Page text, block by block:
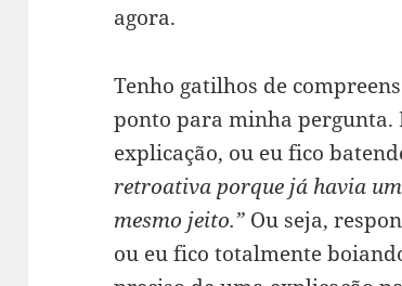
agora.
Tenho gatilhos de
ponto para minha
explicação, ou eu fico
retroativa porque já havia
mesmo jeito.” Ou seja,
ou eu fico totalmente